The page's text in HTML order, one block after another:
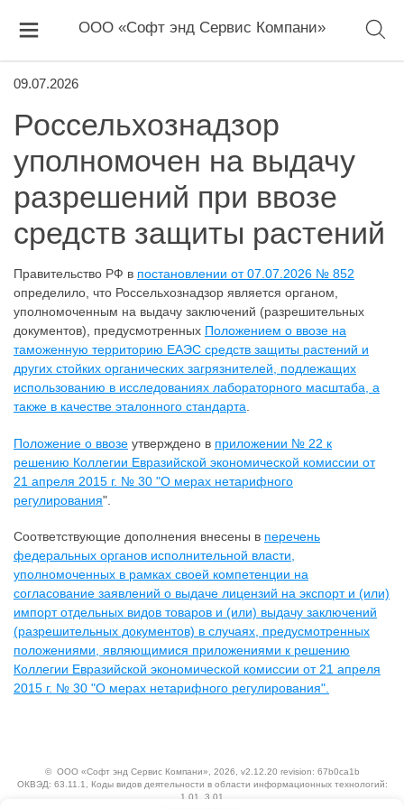
ООО «Софт энд Сервис Компани»
09.07.2026
Россельхознадзор
уполномочен на выдачу
разрешений при ввозе
средств защиты растений
Правительство РФ в постановлении от 07.07.2026 № 852
определило, что Россельхознадзор является органом,
уполномоченным на выдачу заключений (разрешительных
документов), предусмотренных Положением о ввозе на
таможенную территорию ЕАЭС средств защиты растений и
других стойких органических загрязнителей, подлежащих
использованию в исследованиях лабораторного масштаба, а
также в качестве эталонного стандарта
Положение о ввозе утверждено в приложении № 22 к
решению Коллегии Евразийской экономической комиссии от
21 апреля 2015 г. № 30 "О мерах нетарифного
регулирования".
Соответствующие дополнения внесены в перечень
федеральных органов исполнительной власти,
уполномоченных в рамках своей компетенции на
согласование заявлений о выдаче лицензий на экспорт и (или)
импорт отдельных видов товаров и (или) выдачу заключений
(разрешительных документов) в случаях, предусмотренных
положениями, являющимися приложениями к решению
Коллегии Евразийской экономической комиссии от 21 апреля
2015 г. № 30 "О мерах нетарифного регулирования".
© ООО «Софт энд Сервис Компани» , 2026, v2.12.20 revision: 67b0ca1b
ОКВЭД: 63.11.1, Коды видов деятельности в области информационных технологий:
1.01, 3.01